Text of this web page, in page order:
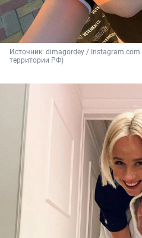
Источник: dimagordey / Instagram.com
территории РФ)